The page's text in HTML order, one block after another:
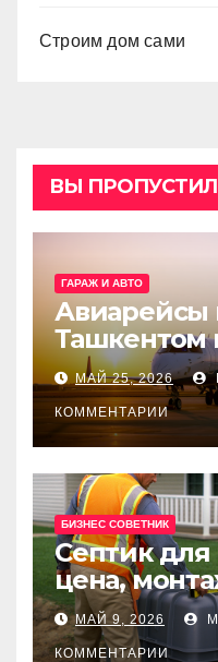
Строим дом сами
ВЫ
ГАРАЖ И АВТО
Ташкентом
МАЙ 25, 2026
КОММЕНТАРИИ
БИЗНЕС СОВЕТНИК
Септик для
цена,
МАЙ 9, 2026
КОММЕНТАРИИ